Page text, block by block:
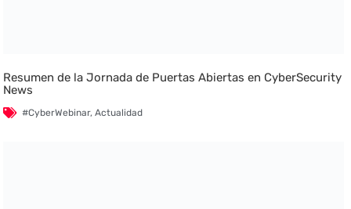
Resumen de la Jornada de Puertas Abiertas en CyberSecurity
News
#CyberWebinar,Actualidad